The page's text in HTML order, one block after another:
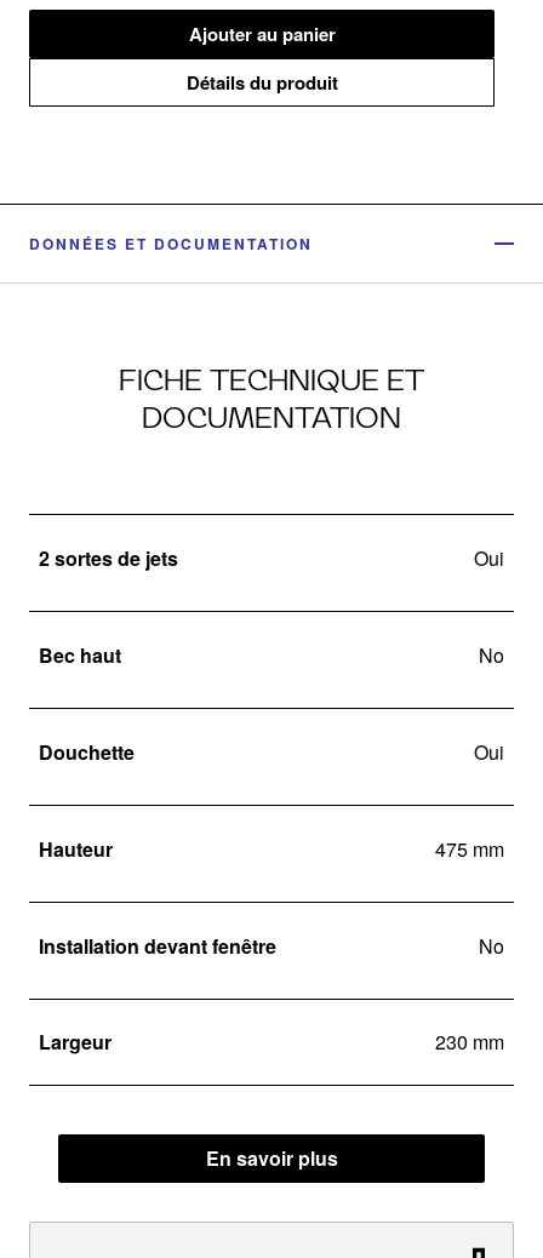
Ajouter au panier
Détails du produit
DONNÉES ET DOCUMENTATION
FICHE TECHNIQUE ET
DOCUMENTATION
2 sortes de jets Oui
Bec haut No
Douchette Oui
Hauteur 475 mm
Installation devant fenêtre No
Largeur 230 mm
En savoir plus